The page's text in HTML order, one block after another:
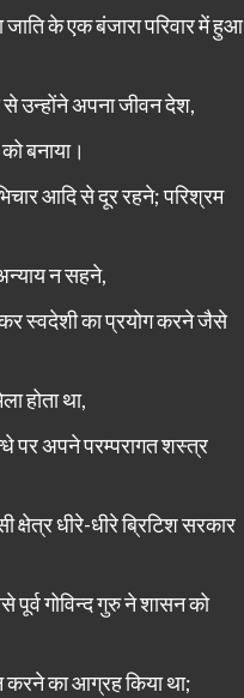
जाति के एक बंजारा परिवार में हुआ
से उन्होंने अपना जीवन देश,
बनाया।
आदि से दूर रहने;परिश्रम
न सहने,
कर स्वदेशी का प्रयोग करने जैसे
होता था,
पर अपने परम्परागत शस्त्र
क्षेत्र धीरे-धीरे ब्रिटिश सरकार
पूर्व गोविन्द गुरु ने शासन को
करने का आग्रह किया था;